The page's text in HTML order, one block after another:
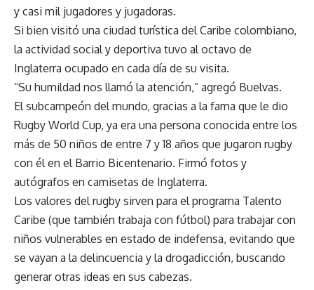
y casi mil jugadores y jugadoras.
Si bien visitó una ciudad turística del Caribe colombiano,
la actividad social y deportiva tuvo al octavo de
Inglaterra ocupado en cada día de su visita.
“Su humildad nos llamó la atención,” agregó Buelvas.
El subcampeón del mundo, gracias a la fama que le dio
Rugby World Cup, ya era una persona conocida entre los
más de 50 niños de entre 7 y 18 años que jugaron rugby
con él en el Barrio Bicentenario. Firmó fotos y
autógrafos en camisetas de Inglaterra.
Los valores del rugby sirven para el programa Talento
Caribe (que también trabaja con fútbol) para trabajar con
niños vulnerables en estado de indefensa, evitando que
se vayan a la delincuencia y la drogadicción, buscando
generar otras ideas en sus cabezas.